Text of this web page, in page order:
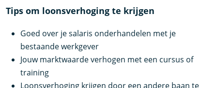
Tips om loonsverhoging te krijgen
Goed over je salaris onderhandelen met je
bestaande werkgever
Jouw marktwaarde verhogen met een cursus of
training
Loonsverhoging krijgen door een andere baan te